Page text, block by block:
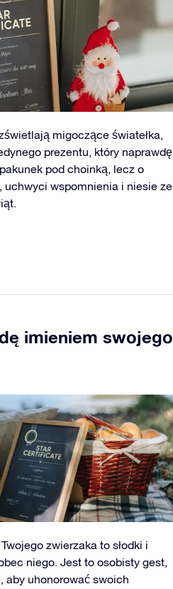
migoczące światełka,
prezentu, który naprawdę
pod choinką, lecz o
uchwyci wspomnienia i niesie ze
imieniem swojego
zwierzaka to słodki i
niego. Jest to osobisty gest,
aby uhonorować swoich